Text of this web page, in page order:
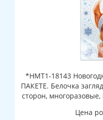
*НМТ1-18143
ПАКЕТЕ. Белочка
сторон,
с
Цена